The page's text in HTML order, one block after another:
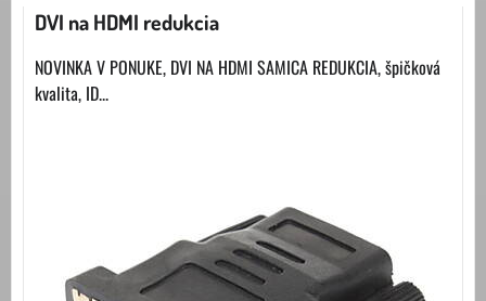
DVI na HDMI redukcia
NOVINKA V PONUKE, DVI NA HDMI SAMICA REDUKCIA, špičková
kvalita, ID...